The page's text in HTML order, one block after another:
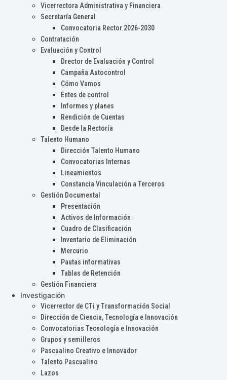
Vicerrectora Administrativa y Financiera
Secretaría General
Convocatoria Rector 2026-2030
Contratación
Evaluación y Control
Drector de Evaluación y Control
Campaña Autocontrol
Cómo Vamos
Entes de control
Informes y planes
Rendición de Cuentas
Desde la Rectoría
Talento Humano
Dirección Talento Humano
Convocatorias Internas
Lineamientos
Constancia Vinculación a Terceros
Gestión Documental
Presentación
Activos de Información
Cuadro de Clasificación
Inventario de Eliminación
Mercurio
Pautas informativas
Tablas de Retención
Gestión Financiera
Investigación
Vicerrector de CTi y Transformación Social
Dirección de Ciencia, Tecnología e Innovación
Convocatorias Tecnología e Innovación
Grupos y semilleros
Pascualino Creativo e Innovador
Talento Pascualino
Lazos